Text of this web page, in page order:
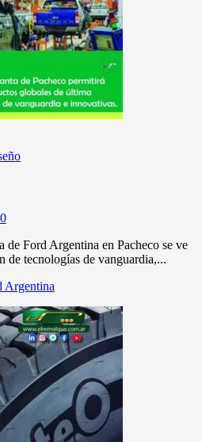
0
de Ford Argentina en Pacheco se ve
de tecnologías de vanguardia,...
Argentina